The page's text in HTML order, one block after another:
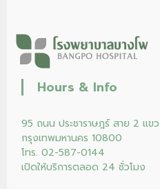
Hours & Info
95 ถนน ประชาราษฎร์ สาย 2 แข
กรุงเทพมหานคร 10800
โทร. 02-587-0144
เปิดให้บริการตลอด 24 ชั่วโมง